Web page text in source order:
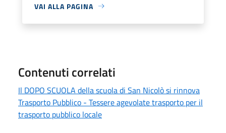
VAI ALLA PAGINA
Contenuti correlati
Il DOPO SCUOLA della scuola di San Nicolò si rinnova
Trasporto Pubblico - Tessere agevolate trasporto per il
trasporto pubblico locale